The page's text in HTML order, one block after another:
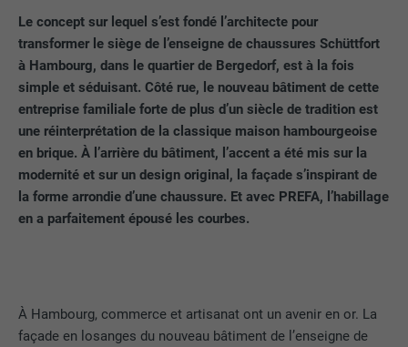
Le concept sur lequel s’est fondé l’architecte pour
transformer le siège de l’enseigne de chaussures Schüttfort
à Hambourg, dans le quartier de Bergedorf, est à la fois
simple et séduisant. Côté rue, le nouveau bâtiment de cette
entreprise familiale forte de plus d’un siècle de tradition est
une réinterprétation de la classique maison hambourgeoise
en brique. À l’arrière du bâtiment, l’accent a été mis sur la
modernité et sur un design original, la façade s’inspirant de
la forme arrondie d’une chaussure. Et avec PREFA, l’habillage
en a parfaitement épousé les courbes.
À Hambourg, commerce et artisanat ont un avenir en or. La
façade en losanges du nouveau bâtiment de l’enseigne de